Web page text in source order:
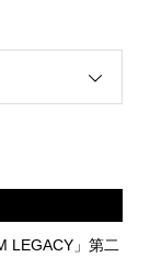
LEGACY」第二